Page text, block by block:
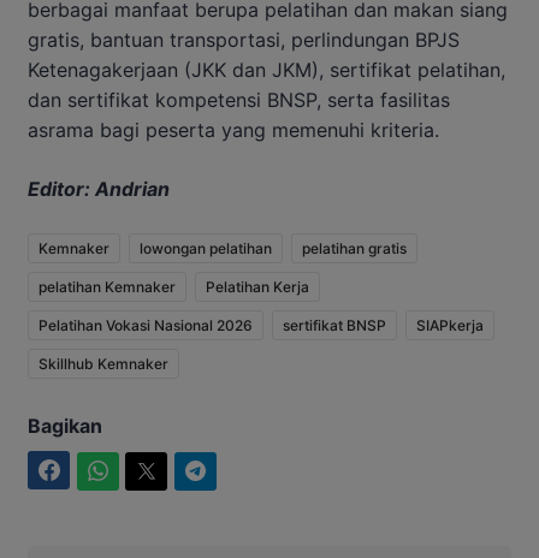
berbagai manfaat berupa pelatihan dan makan siang
gratis, bantuan transportasi, perlindungan BPJS
Ketenagakerjaan (JKK dan JKM), sertifikat pelatihan,
dan sertifikat kompetensi BNSP, serta fasilitas
asrama bagi peserta yang memenuhi kriteria.
Editor: Andrian
Kemnaker lowongan pelatihan pelatihan gratis
pelatihan Kemnaker Pelatihan Kerja
Pelatihan Vokasi Nasional 2026 sertifikat BNSP SIAPkerja
Skillhub Kemnaker
Bagikan